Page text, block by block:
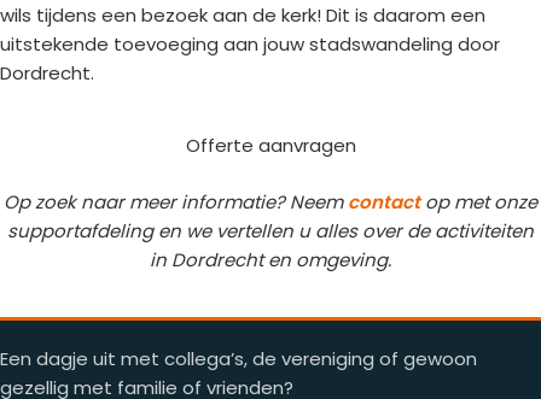
wils tijdens een bezoek aan de kerk! Dit is daarom een
uitstekende toevoeging aan jouw stadswandeling door
Dordrecht.
Offerte aanvragen
Op zoek naar meer informatie? Neemcontactop met onze
supportafdeling en we vertellen u alles over de activiteiten
in Dordrecht en omgeving.
Een dagje uit met collega’s, de vereniging of gewoon
gezellig met familie of vrienden?